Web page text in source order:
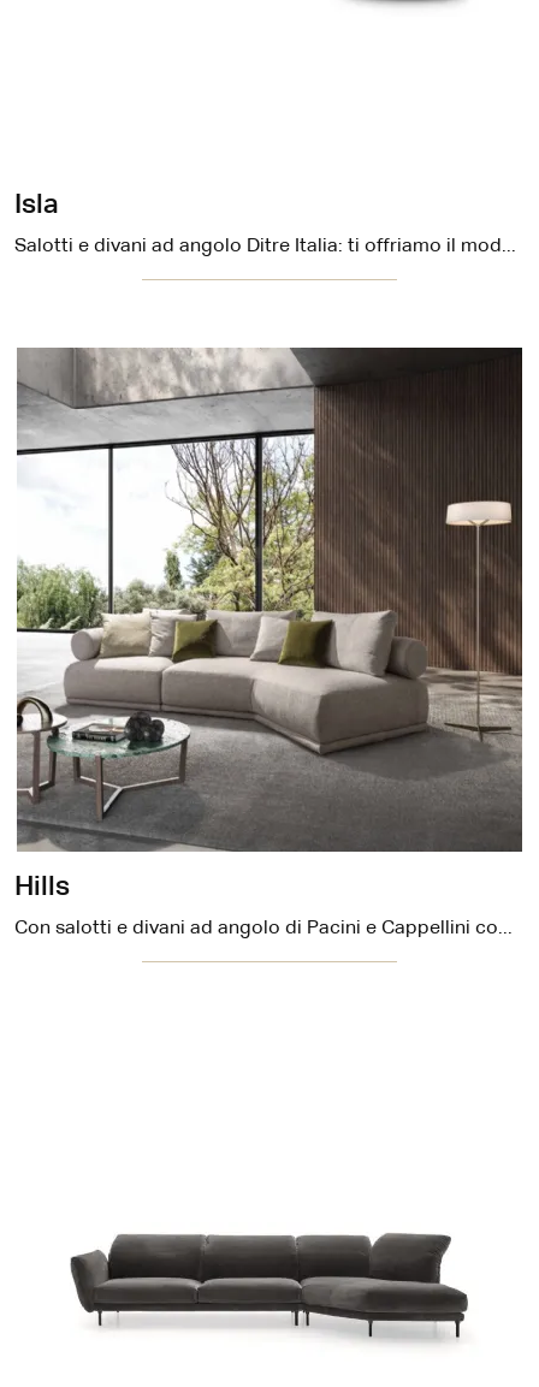
Isla
Salotti e divani ad angolo Ditre Italia: ti offriamo il modello Isla in tessuto per valorizzare il living.
Hills
Con salotti e divani ad angolo di Pacini e Cappellini come il modello Hills in tessuto, potrai ultimare il tuo concept d'arredo.